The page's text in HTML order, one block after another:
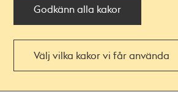
Godkänn alla kakor
Välj vilka kakor vi får använda